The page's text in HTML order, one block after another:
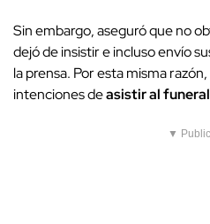
Sin embargo, aseguró que no
dejó de insistir e incluso envío
la prensa. Por esta misma razón,
intenciones deasistir al
▼